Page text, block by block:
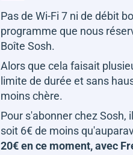
Pas de Wi-Fi 7 ni de débit
programme que nous
Boîte Sosh.
Alors que cela faisait
limite de durée et sans
moins chère.
Pour s'abonner chez
soit 6€ de moins
20€ en ce moment, avec